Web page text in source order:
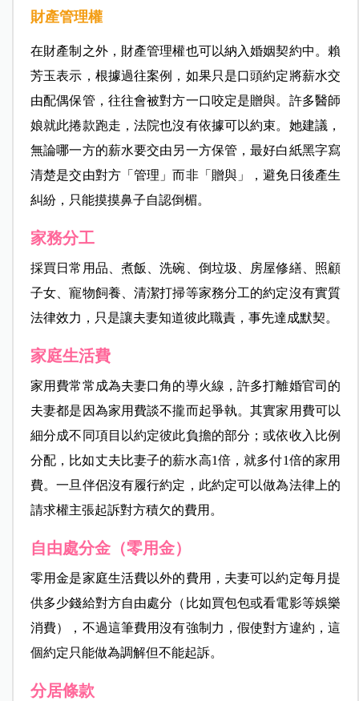
財產管理權
在財產制之外，財產管理權也可以納入婚姻契約中。賴
芳玉表示，根據過往案例，如果只是口頭約定將薪水交
由配偶保管，往往會被對方一口咬定是贈與。許多醫師
娘就此捲款跑走，法院也沒有依據可以約束。她建議，
無論哪一方的薪水要交由另一方保管，最好白紙黑字寫
清楚是交由對方「管理」而非「贈與」，避免日後產生
糾紛，只能摸摸鼻子自認倒楣。
家務分工
採買日常用品、煮飯、洗碗、倒垃圾、房屋修繕、照顧
子女、寵物飼養、清潔打掃等家務分工的約定沒有實質
法律效力，只是讓夫妻知道彼此職責，事先達成默契。
家庭生活費
家用費常常成為夫妻口角的導火線，許多打離婚官司的
夫妻都是因為家用費談不攏而起爭執。其實家用費可以
細分成不同項目以約定彼此負擔的部分；或依收入比例
分配，比如丈夫比妻子的薪水高1倍，就多付1倍的家用
費。一旦伴侶沒有履行約定，此約定可以做為法律上的
請求權主張起訴對方積欠的費用。
自由處分金（零用金）
零用金是家庭生活費以外的費用，夫妻可以約定每月提
供多少錢給對方自由處分（比如買包包或看電影等娛樂
消費），不過這筆費用沒有強制力，假使對方違約，這
個約定只能做為調解但不能起訴。
分居條款